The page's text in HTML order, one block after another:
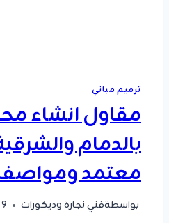
ترميم مباني
مقاول انشاء
بالدمام
معتمد
بواسطةفني نجارة وديكورات 9 مارس، 2026